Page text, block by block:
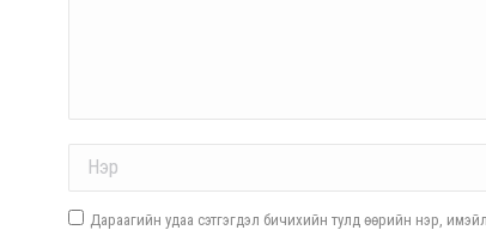
Дараагийн удаа сэтгэгдэл бичихийн тулд өөрийн нэр,